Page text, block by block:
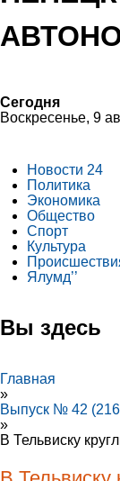
Сегодня
Воскресенье, 9
Новости 24
Политика
Экономика
Общество
Спорт
Культура
Ялумд’’
Вы здесь
Главная
»
Выпуск № 42
»
В Тельвиску